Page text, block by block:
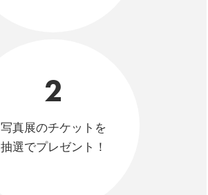
2
写真展のチケットを
抽選でプレゼント！